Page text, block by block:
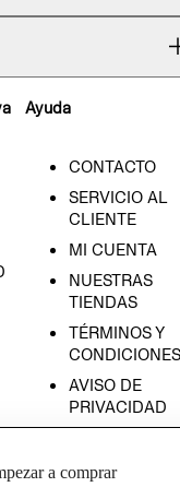
Ayuda
CONTACTO
SERVICIO AL
CLIENTE
MI CUENTA
NUESTRAS
TIENDAS
TÉRMINOS Y
CONDICIONES
AVISO DE
PRIVACIDAD
AVISO DE
a comprar